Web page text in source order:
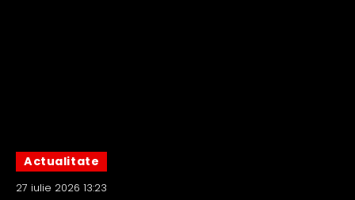
Actualitate
27 iulie 2026 13:23